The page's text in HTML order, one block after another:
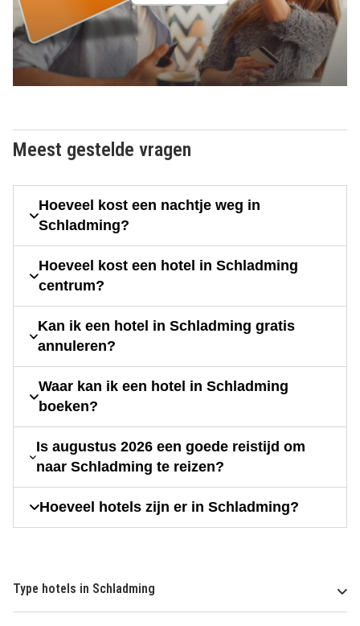
Meest gestelde vragen
Hoeveel kost een nachtje weg in
Schladming?
Hoeveel kost een hotel in Schladming
centrum?
Kan ik een hotel in Schladming gratis
annuleren?
Waar kan ik een hotel in Schladming
boeken?
Is augustus 2026 een goede reistijd om
naar Schladming te reizen?
Hoeveel hotels zijn er in Schladming?
Type hotels in Schladming